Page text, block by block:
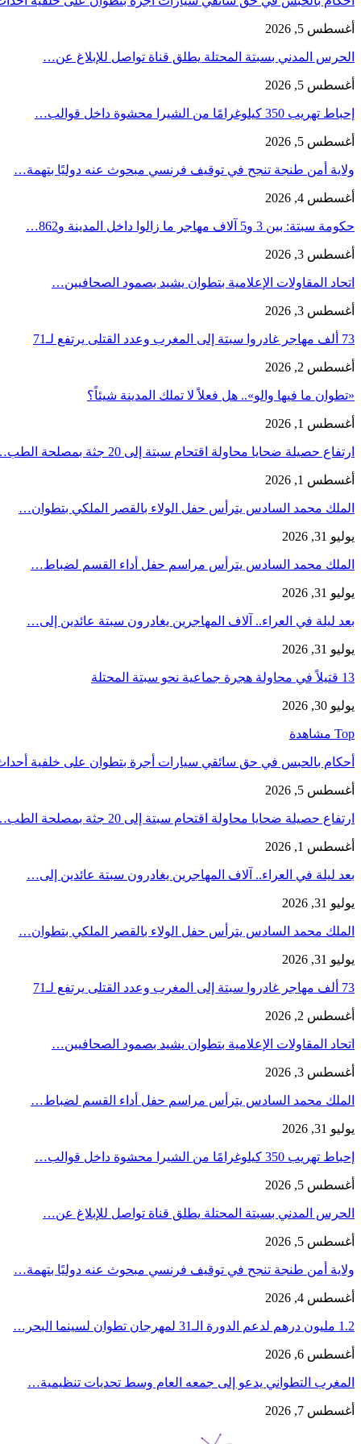
أغسطس 5, 2026
الحرس المدني بسبتة المحتلة يطلق قناة تواصل للإبلاغ عن…
أغسطس 5, 2026
إحباط تهريب 350 كيلوغرامًا من الشيرا محشوة داخل قوالب…
أغسطس 5, 2026
ولاية أمن طنجة تنجح في توقيف فرنسي مبحوث عنه دوليًا بتهمة…
أغسطس 4, 2026
حكومة سبتة: بين 3 و5 آلاف مهاجر ما زالوا داخل المدينة و862…
أغسطس 3, 2026
اتحاد المقاولات الإعلامية بتطوان يشيد بصمود الصحافيين…
أغسطس 3, 2026
73 ألف مهاجر غادروا سبتة إلى المغرب وعدد القتلى يرتفع لـ71
أغسطس 2, 2026
«تطوان ما فيها والو».. هل فعلاً لا تملك المدينة شيئاً؟
أغسطس 1, 2026
ارتفاع حصيلة ضحايا محاولة اقتحام سبتة إلى 20 جثة بمصلحة الطب…
أغسطس 1, 2026
الملك محمد السادس يترأس حفل الولاء بالقصر الملكي بتطوان…
يوليو 31, 2026
الملك محمد السادس يترأس مراسم حفل أداء القسم لضباط…
يوليو 31, 2026
بعد ليلة في العراء.. آلاف المهاجرين يغادرون سبتة عائدين إلى…
يوليو 31, 2026
13 قتيلاً في محاولة هجرة جماعية نحو سبتة المحتلة
يوليو 30, 2026
Top مشاهدة
أحكام بالحبس في حق سائقي سيارات أجرة بتطوان على خلفية
أغسطس 5, 2026
ارتفاع حصيلة ضحايا محاولة اقتحام سبتة إلى 20 جثة بمصلحة الطب…
أغسطس 1, 2026
بعد ليلة في العراء.. آلاف المهاجرين يغادرون سبتة عائدين إلى…
يوليو 31, 2026
الملك محمد السادس يترأس حفل الولاء بالقصر الملكي بتطوان…
يوليو 31, 2026
73 ألف مهاجر غادروا سبتة إلى المغرب وعدد القتلى يرتفع لـ71
أغسطس 2, 2026
اتحاد المقاولات الإعلامية بتطوان يشيد بصمود الصحافيين…
أغسطس 3, 2026
الملك محمد السادس يترأس مراسم حفل أداء القسم لضباط…
يوليو 31, 2026
إحباط تهريب 350 كيلوغرامًا من الشيرا محشوة داخل قوالب…
أغسطس 5, 2026
الحرس المدني بسبتة المحتلة يطلق قناة تواصل للإبلاغ عن…
أغسطس 5, 2026
ولاية أمن طنجة تنجح في توقيف فرنسي مبحوث عنه دوليًا بتهمة…
أغسطس 4, 2026
1.2 مليون درهم لدعم الدورة الـ31 لمهرجان تطوان لسينما البحر…
أغسطس 6, 2026
المغرب التطواني يدعو إلى جمعه العام وسط تحديات تنظيمية…
أغسطس 7, 2026